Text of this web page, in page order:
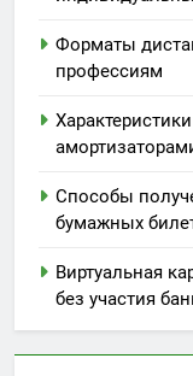
Форматы
профессиям
Способы
бумажных
Виртуальная
без участия